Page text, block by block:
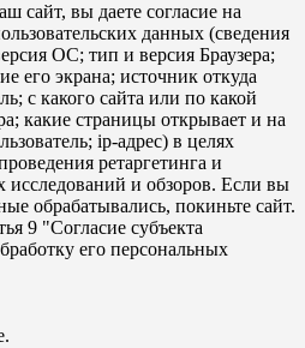
сайт, вы даете согласие на
данных (сведения
ОС; тип и версия Браузера;
его экрана; источник откуда
с какого сайта или по какой
какие страницы открывает и на
ip-адрес) в целях
ретаргетинга и
исследований и обзоров. Если вы
обрабатывались, покиньте сайт.
9 "Согласие субъекта
его персональных